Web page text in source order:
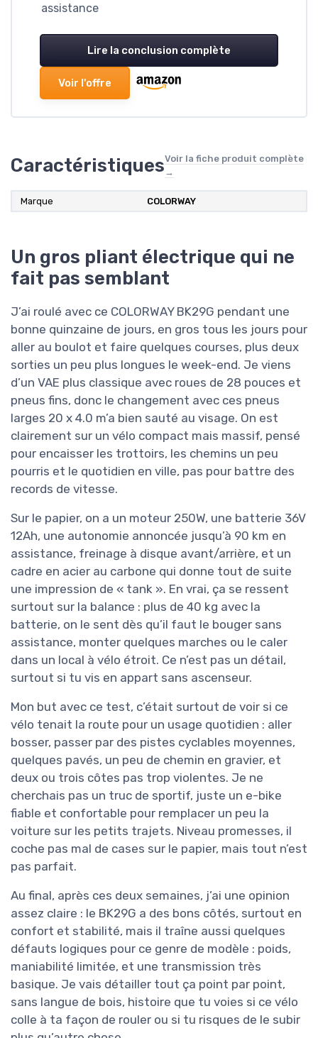
assistance
Lire la conclusion complète
Voir l'offre
CaractéristiquesVoir la fiche produit complète
→
Marque COLORWAY
Un gros pliant électrique qui ne
fait pas semblant
J’ai roulé avec ce COLORWAY BK29G pendant une
bonne quinzaine de jours, en gros tous les jours pour
aller au boulot et faire quelques courses, plus deux
sorties un peu plus longues le week-end. Je viens
d’un VAE plus classique avec roues de 28 pouces et
pneus fins, donc le changement avec ces pneus
larges 20 x 4.0 m’a bien sauté au visage. On est
clairement sur un vélo compact mais massif, pensé
pour encaisser les trottoirs, les chemins un peu
pourris et le quotidien en ville, pas pour battre des
records de vitesse.
Sur le papier, on a un moteur 250W, une batterie 36V
12Ah, une autonomie annoncée jusqu’à 90 km en
assistance, freinage à disque avant/arrière, et un
cadre en acier au carbone qui donne tout de suite
une impression de « tank ». En vrai, ça se ressent
surtout sur la balance : plus de 40 kg avec la
batterie, on le sent dès qu’il faut le bouger sans
assistance, monter quelques marches ou le caler
dans un local à vélo étroit. Ce n’est pas un détail,
surtout si tu vis en appart sans ascenseur.
Mon but avec ce test, c’était surtout de voir si ce
vélo tenait la route pour un usage quotidien : aller
bosser, passer par des pistes cyclables moyennes,
quelques pavés, un peu de chemin en gravier, et
deux ou trois côtes pas trop violentes. Je ne
cherchais pas un truc de sportif, juste un e-bike
fiable et confortable pour remplacer un peu la
voiture sur les petits trajets. Niveau promesses, il
coche pas mal de cases sur le papier, mais tout n’est
pas parfait.
Au final, après ces deux semaines, j’ai une opinion
assez claire : le BK29G a des bons côtés, surtout en
confort et stabilité, mais il traîne aussi quelques
défauts logiques pour ce genre de modèle : poids,
maniabilité limitée, et une transmission très
basique. Je vais détailler tout ça point par point,
sans langue de bois, histoire que tu voies si ce vélo
colle à ta façon de rouler ou si tu risques de le subir